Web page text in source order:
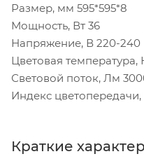
Размер, мм 595*595*8
Мощность, Вт 36
Напряжение, В 220-240
Цветовая
Световой поток, Лм
Индекс
Краткие